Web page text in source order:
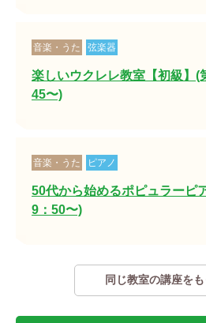
音楽・うた 弦楽器
楽しいウクレレ教室【初級】(
45〜)
音楽・うた ピアノ
50代から始めるポピュラーピ
9：50〜)
同じ教室の講座を